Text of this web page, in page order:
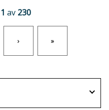
1 av 230
› »